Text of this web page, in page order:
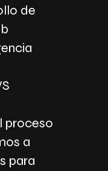
de
proceso
a
para